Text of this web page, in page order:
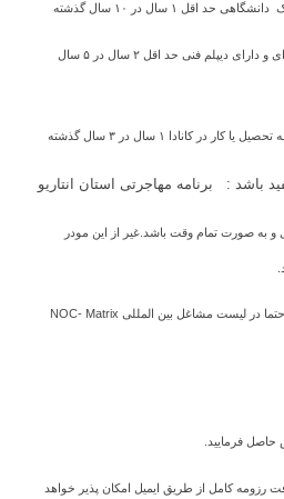
۲- سابقه کار جهت افراد فنی حرفه ای و دارای دیپلم فنی حد اقل ۲ سال در ۵ سال
باشد : برنامه مهاجرتی استان انتاریو
سابقه کار می بایستی ۱ سال و به صورت تمام وقت باشد.غیر از این مودر
نکته: مشاغل مورد نیاز می بایستی حتما در لیست مشاغل بین المللی NOC- Matrix
فرمایید.
رزومه کامل از طریق ایمیل امکان پذیر خواهد